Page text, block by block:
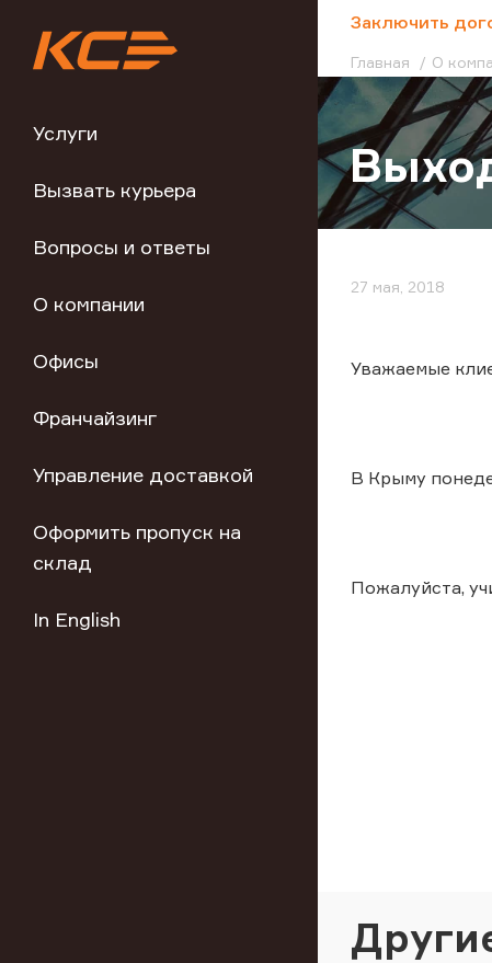
Услуги
Вызвать курьера
Вопросы и ответы
О компании
Офисы
Франчайзинг
Управление доставкой
Оформить пропуск на
склад
In English
Заключить
Главная О
27 мая, 2018
Уважаемые
В Крыму
Пожалуйста,